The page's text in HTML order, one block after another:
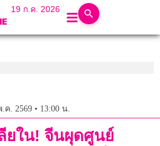
19 ก.ค. 2026
.ค. 2569 • 13:00 น.
ยใน! จีนผุดศูนย์